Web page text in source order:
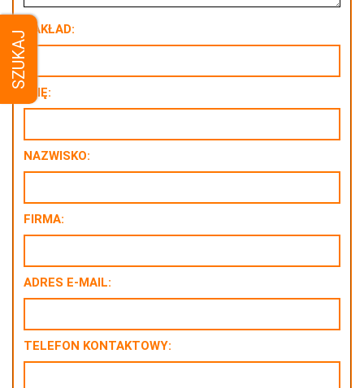
SZUKAJ
NAKŁAD:
IMIĘ:
NAZWISKO:
FIRMA:
ADRES E-MAIL:
TELEFON KONTAKTOWY: